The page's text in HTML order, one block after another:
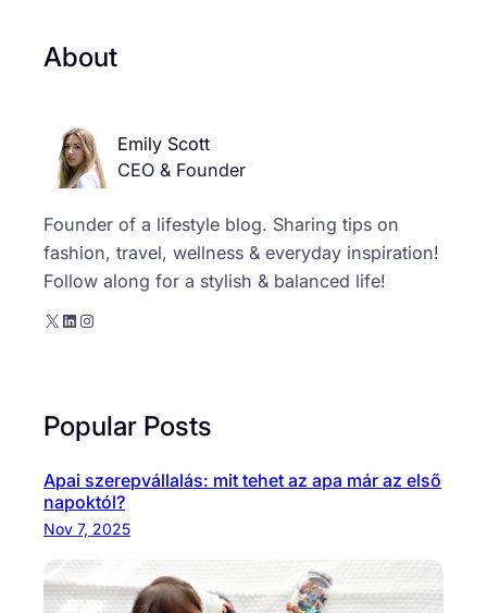
About
Emily Scott
CEO & Founder
Founder of a lifestyle blog. Sharing tips on
fashion, travel, wellness & everyday inspiration!
Follow along for a stylish & balanced life!
X LinkedIn Instagram
Popular Posts
Apai szerepvállalás: mit tehet az apa már az első
napoktól?
Nov 7, 2025